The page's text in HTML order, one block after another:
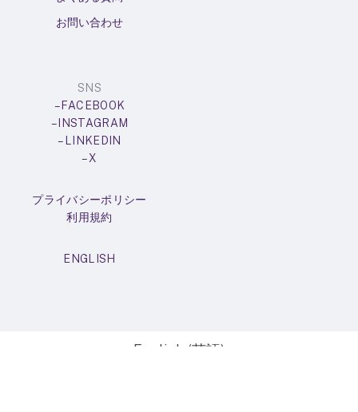
お問い合わせ
SNS
– FACEBOOK
– INSTAGRAM
– LINKEDIN
– X
プライバシーポリシー
利用規約
ENGLISH
English (英語)